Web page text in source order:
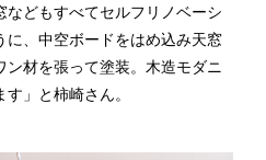
などもすべてセルフリノベーシ
に、中空ボードをはめ込み天窓
ン材を張って塗装。木造モダニ
」と柿崎さん。